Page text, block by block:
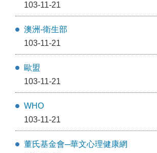
103-11-21
澳洲-衛生部
103-11-21
歐盟
103-11-21
WHO
103-11-21
董氏基金會─華文心理健康網